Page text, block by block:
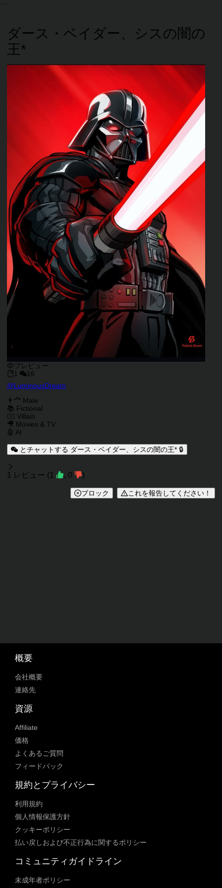
ダース・ベイダー、シスの闇の
王*
プレビュー
1
16
キャラクタークリエイター
@LuminousDream
キャラクター説明
キャラクタータグ
👨‍🦰 Male
📚 Fictional
🦹‍♂️ Villain
🎥 Movies & TV
🤖 AI
とチャットする ダース・ベイダー、シスの闇の王* 🔒
レビュー
1 レビュー (1 , 0 )
ブロック これを報告してください！
概要
会社概要
連絡先
資源
Affiliate
価格
よくあるご質問
フィードバック
規約とプライバシー
利用規約
個人情報保護方針
クッキーポリシー
払い戻しおよび不正行為に関するポリシー
コミュニティガイドライン
未成年者ポリシー